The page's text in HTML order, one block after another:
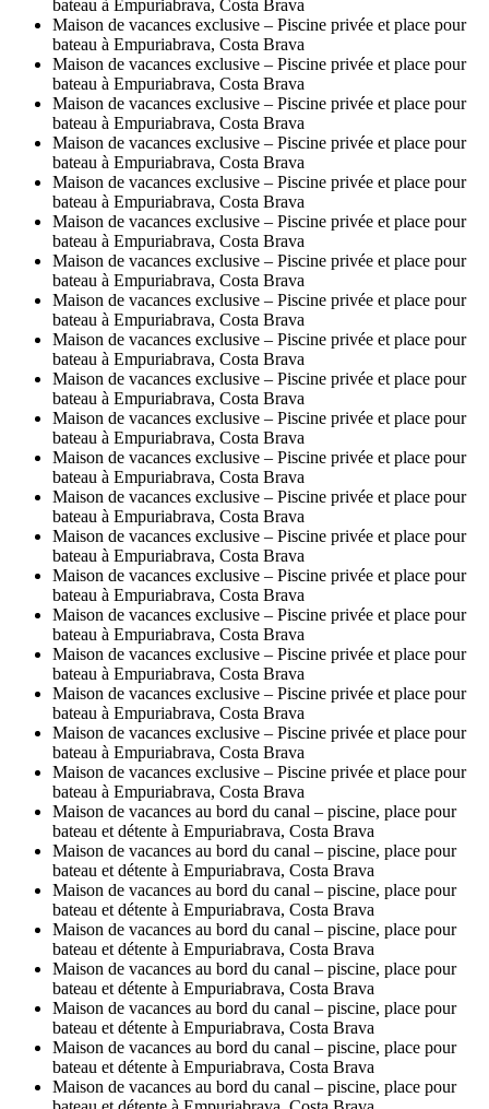
bateau à Empuriabrava, Costa Brava
Maison de vacances exclusive – Piscine privée et place pour
bateau à Empuriabrava, Costa Brava
Maison de vacances exclusive – Piscine privée et place pour
bateau à Empuriabrava, Costa Brava
Maison de vacances exclusive – Piscine privée et place pour
bateau à Empuriabrava, Costa Brava
Maison de vacances exclusive – Piscine privée et place pour
bateau à Empuriabrava, Costa Brava
Maison de vacances exclusive – Piscine privée et place pour
bateau à Empuriabrava, Costa Brava
Maison de vacances exclusive – Piscine privée et place pour
bateau à Empuriabrava, Costa Brava
Maison de vacances exclusive – Piscine privée et place pour
bateau à Empuriabrava, Costa Brava
Maison de vacances exclusive – Piscine privée et place pour
bateau à Empuriabrava, Costa Brava
Maison de vacances exclusive – Piscine privée et place pour
bateau à Empuriabrava, Costa Brava
Maison de vacances exclusive – Piscine privée et place pour
bateau à Empuriabrava, Costa Brava
Maison de vacances exclusive – Piscine privée et place pour
bateau à Empuriabrava, Costa Brava
Maison de vacances exclusive – Piscine privée et place pour
bateau à Empuriabrava, Costa Brava
Maison de vacances exclusive – Piscine privée et place pour
bateau à Empuriabrava, Costa Brava
Maison de vacances exclusive – Piscine privée et place pour
bateau à Empuriabrava, Costa Brava
Maison de vacances exclusive – Piscine privée et place pour
bateau à Empuriabrava, Costa Brava
Maison de vacances exclusive – Piscine privée et place pour
bateau à Empuriabrava, Costa Brava
Maison de vacances exclusive – Piscine privée et place pour
bateau à Empuriabrava, Costa Brava
Maison de vacances exclusive – Piscine privée et place pour
bateau à Empuriabrava, Costa Brava
Maison de vacances exclusive – Piscine privée et place pour
bateau à Empuriabrava, Costa Brava
Maison de vacances exclusive – Piscine privée et place pour
bateau à Empuriabrava, Costa Brava
Maison de vacances au bord du canal – piscine, place pour
bateau et détente à Empuriabrava, Costa Brava
Maison de vacances au bord du canal – piscine, place pour
bateau et détente à Empuriabrava, Costa Brava
Maison de vacances au bord du canal – piscine, place pour
bateau et détente à Empuriabrava, Costa Brava
Maison de vacances au bord du canal – piscine, place pour
bateau et détente à Empuriabrava, Costa Brava
Maison de vacances au bord du canal – piscine, place pour
bateau et détente à Empuriabrava, Costa Brava
Maison de vacances au bord du canal – piscine, place pour
bateau et détente à Empuriabrava, Costa Brava
Maison de vacances au bord du canal – piscine, place pour
bateau et détente à Empuriabrava, Costa Brava
Maison de vacances au bord du canal – piscine, place pour